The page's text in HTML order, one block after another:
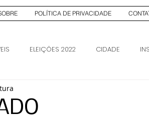
POLÍTICA DE PRIVACIDADE
ELEIÇÕES 2022 CIDADE
2026